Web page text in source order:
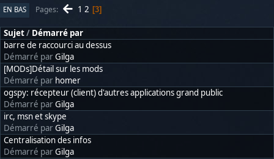
EN BAS Pages 1 2 3
Sujet/ Démarré par
barre de raccourci au dessus
Démarré parGilga
[MODs]Détail sur les mods
Démarré par homer
ogspy: récepteur (client) d'autres applications grand public
Démarré parGilga
irc, msn et skype
Démarré parGilga
Centralisation des infos
Démarré parGilga